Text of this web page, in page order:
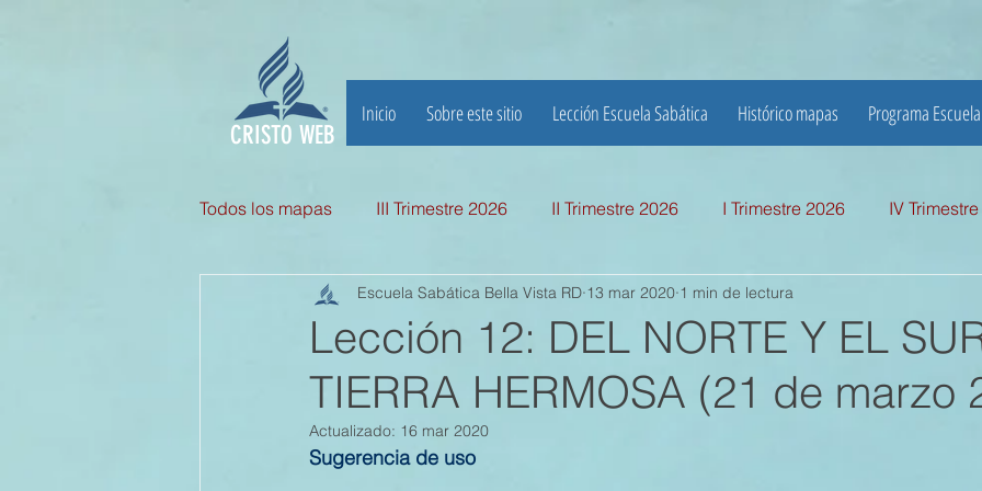
CRISTO WEB
Inicio Sobre este sitio Lección Escuela Sabática Histórico mapas Programa
Todos los mapas III Trimestre 2026 II Trimestre 2026 I Trimestre 2026 IV
III TRIMESTRE 2025 II Trimestre 2025 I TRIMESTRE 2025
II TRIMESTRE 2024 I TRIMESTRE 2024 IV TRIMESTRE 2023 III TRIMESTRE
II TRIMESTRE 2023 I TRIMESTRE 2023
Lección 12: DEL NORTE Y EL
TIERRA HERMOSA (21 de marzo
Escuela Sabática Bella Vista RD 13 mar 2020 1 min de lectura
Actualizado: 16 mar 2020
Sugerencia de uso